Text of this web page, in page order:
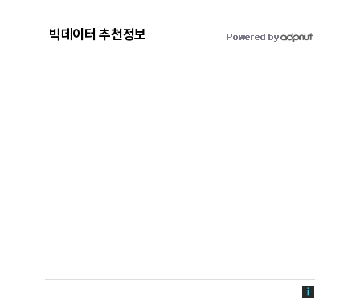
빅데이터 추천정보